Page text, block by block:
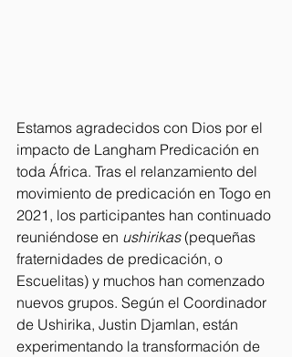
Estamos agradecidos con Dios por el
impacto de Langham Predicación en
toda África. Tras el relanzamiento del
movimiento de predicación en Togo en
2021, los participantes han continuado
reuniéndose en ushirikas (pequeñas
fraternidades de predicación, o
Escuelitas) y muchos han comenzado
nuevos grupos. Según el Coordinador
de Ushirika, Justin Djamlan, están
experimentando la transformación de